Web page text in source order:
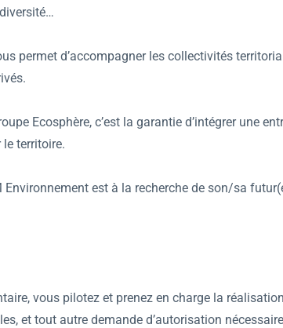
permet d’accompagner les collectivités
Ecosphère, c’est la garantie d’intégrer une
territoire.
est à la recherche de son/sa
vous pilotez et prenez en charge la
et tout autre demande d’autorisation